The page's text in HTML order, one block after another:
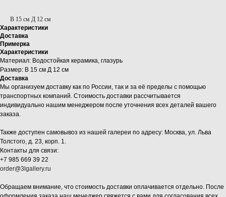
В 15 см Д 12 см
Характеристики
Доставка
Примерка
Характеристики
Материал: Водостойкая керамика, глазурь
Размер: В 15 см Д 12 см
Доставка
Мы организуем доставку как по России, так и за её пределы с помощью
транспортных компаний. Стоимость доставки рассчитывается
индивидуально нашим менеджером после уточнения всех деталей вашего
заказа.
Также доступен самовывоз из нашей галереи по адресу: Москва, ул. Льва
Толстого, д. 23, корп. 1.
Контакты для связи:
+7 985 669 39 22
order@3lgallery.ru
Обращаем внимание, что стоимость доставки оплачивается отдельно. После